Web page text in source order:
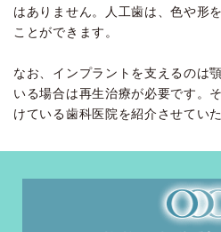
はありません。人工歯は、色や形
ことができます。
なお、インプラントを支えるのは
いる場合は再生治療が必要です。
けている歯科医院を紹介させてい